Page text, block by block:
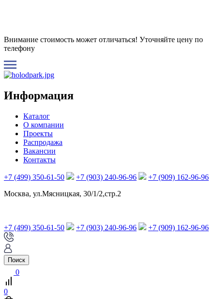
Внимание стоимость может отличаться! Уточняйте цену по
телефону
Информация
Каталог
О компании
Проекты
Распродажа
Вакансии
Контакты
+7 (499) 350-61-50 +7 (903) 240-96-96
+7 (909) 162-96-96
Москва, ул.Мясницкая, 30/1/2,стр.2
+7 (499) 350-61-50 +7 (903) 240-96-96 +7 (909) 162-96-96
Поиск
0
0